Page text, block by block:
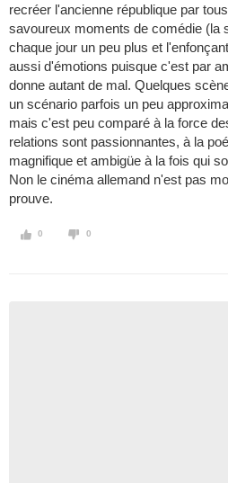
recréer l'ancienne république par
savoureux moments de comédie (la
chaque jour un peu plus et
aussi d'émotions puisque c'est par
donne autant de mal. Quelques
un scénario parfois un peu
mais c'est peu comparé à la force
relations sont passionnantes, à la
magnifique et ambigüe à la fois qui
Non le cinéma allemand n'est pas
prouve.
0 0